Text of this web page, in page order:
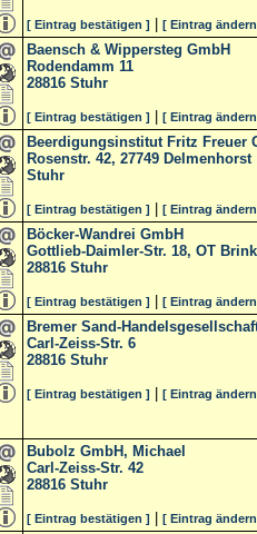
[ Eintrag bestätigen ] [ Eintrag
Baensch & Wippersteg GmbH
Rodendamm 11
28816 Stuhr
[ Eintrag bestätigen ] [ Eintrag
Beerdigungsinstitut Fritz Freuer
Rosenstr. 42, 27749 Delmenhorst
Stuhr
[ Eintrag bestätigen ] [ Eintrag
Böcker-Wandrei GmbH
Gottlieb-Daimler-Str. 18, OT
28816 Stuhr
[ Eintrag bestätigen ] [ Eintrag
Bremer Sand-
Carl-Zeiss-Str. 6
28816 Stuhr
[ Eintrag bestätigen ] [ Eintrag
Bubolz GmbH, Michael
Carl-Zeiss-Str. 42
28816 Stuhr
[ Eintrag bestätigen ] [ Eintrag